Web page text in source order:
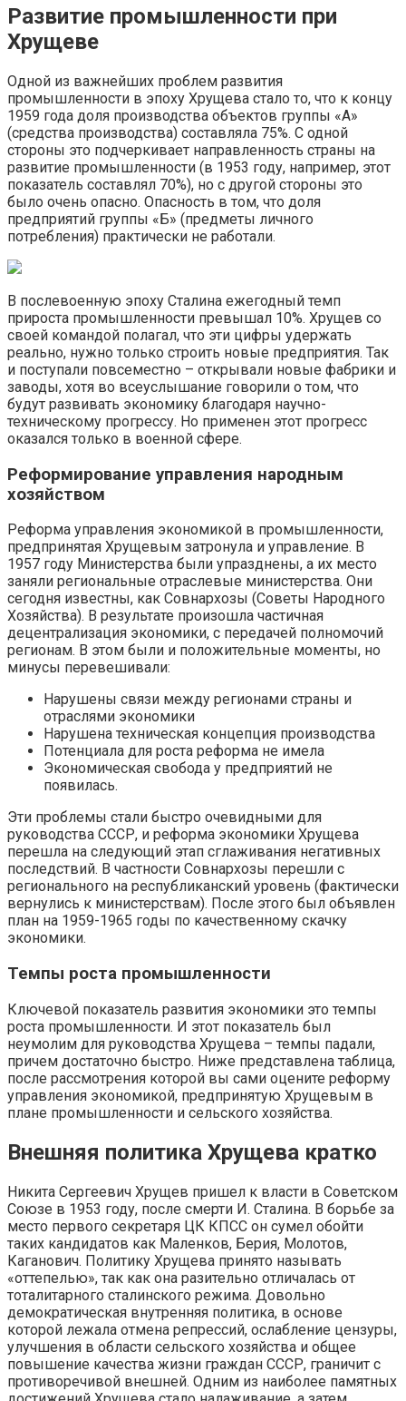
Развитие промышленности при
Хрущеве
Одной из важнейших проблем развития
промышленности в эпоху Хрущева стало то, что к концу
1959 года доля производства объектов группы «А»
(средства производства) составляла 75%. С одной
стороны это подчеркивает направленность страны на
развитие промышленности (в 1953 году, например, этот
показатель составлял 70%), но с другой стороны это
было очень опасно. Опасность в том, что доля
предприятий группы «Б» (предметы личного
потребления) практически не работали.
В послевоенную эпоху Сталина ежегодный темп
прироста промышленности превышал 10%. Хрущев со
своей командой полагал, что эти цифры удержать
реально, нужно только строить новые предприятия. Так
и поступали повсеместно – открывали новые фабрики и
заводы, хотя во всеуслышание говорили о том, что
будут развивать экономику благодаря научно-
техническому прогрессу. Но применен этот прогресс
оказался только в военной сфере.
Реформирование управления народным
хозяйством
Реформа управления экономикой в промышленности,
предпринятая Хрущевым затронула и управление. В
1957 году Министерства были упразднены, а их место
заняли региональные отраслевые министерства. Они
сегодня известны, как Совнархозы (Советы Народного
Хозяйства). В результате произошла частичная
децентрализация экономики, с передачей полномочий
регионам. В этом были и положительные моменты, но
минусы перевешивали:
Нарушены связи между регионами страны и
отраслями экономики
Нарушена техническая концепция производства
Потенциала для роста реформа не имела
Экономическая свобода у предприятий не
появилась.
Эти проблемы стали быстро очевидными для
руководства СССР, и реформа экономики Хрущева
перешла на следующий этап сглаживания негативных
последствий. В частности Совнархозы перешли с
регионального на республиканский уровень (фактически
вернулись к министерствам). После этого был объявлен
план на 1959-1965 годы по качественному скачку
экономики.
Темпы роста промышленности
Ключевой показатель развития экономики это темпы
роста промышленности. И этот показатель был
неумолим для руководства Хрущева – темпы падали,
причем достаточно быстро. Ниже представлена таблица,
после рассмотрения которой вы сами оцените реформу
управления экономикой, предпринятую Хрущевым в
плане промышленности и сельского хозяйства.
Внешняя политика Хрущева кратко
Никита Сергеевич Хрущев пришел к власти в Советском
Союзе в 1953 году, после смерти И. Сталина. В борьбе за
место первого секретаря ЦК КПСС он сумел обойти
таких кандидатов как Маленков, Берия, Молотов,
Каганович. Политику Хрущева принято называть
«оттепелью», так как она разительно отличалась от
тоталитарного сталинского режима. Довольно
демократическая внутренняя политика, в основе
которой лежала отмена репрессий, ослабление цензуры,
улучшения в области сельского хозяйства и общее
повышение качества жизни граждан СССР, граничит с
противоречивой внешней. Одним из наиболее памятных